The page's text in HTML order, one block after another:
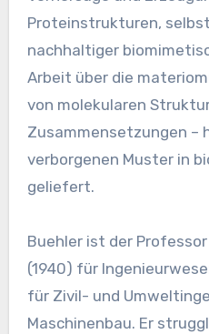
Proteinstrukturen,
nachhaltiger
Arbeit über die
von molekularen
Zusammensetzungen –
verborgenen Muster in
geliefert.
Buehler ist der
(1940) für
für Zivil- und
Maschinenbau. Er